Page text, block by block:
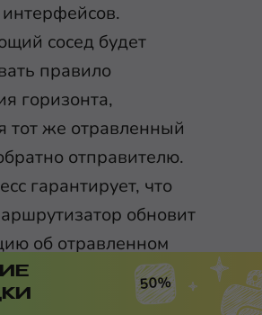
сосед будет
правило
горизонта,
тот же отравленный
отправителю.
гарантирует, что
обновит
об отравленном
50%